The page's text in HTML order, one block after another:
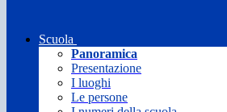
Scuola
Panoramica
Presentazione
I luoghi
Le persone